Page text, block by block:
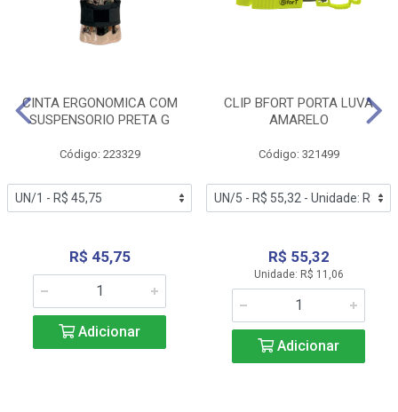
CINTA ERGONOMICA COM
SUSPENSORIO PRETA G
Código: 223329
R$ 45,75
Adicionar
CLIP BFORT PORTA LUVA
AMARELO
Código: 321499
R$ 55,32
Unidade: R$ 11,06
Adicionar